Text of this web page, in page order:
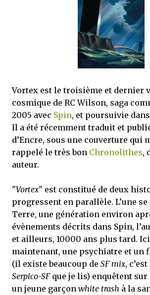
que Thomas connaissait et appréciait Olivier. Marlowe
ne connaissait pas, habitée par la méfiance, la peur et le
une ville pleine de mystères et de vieilles rancœurs. La
Vortex est le troisième et dernier
cosmique de RC Wilson, saga
2005 avec Spin, et poursuivie dans
Il a été récemment traduit et
d’Encre, sous une couverture qui
rappelé le très bon Chronolithes,
auteur.
"Vortex" est constitué de deux
progressent en parallèle. L’une se
Terre, une génération environ
évènements décrits dans Spin,
et ailleurs, 10000 ans plus tard.
maintenant, une psychiatre et un
(il existe beaucoup de SF mix,
Serpico-SFque je lis) enquêtent
un jeune garçon white trash à la